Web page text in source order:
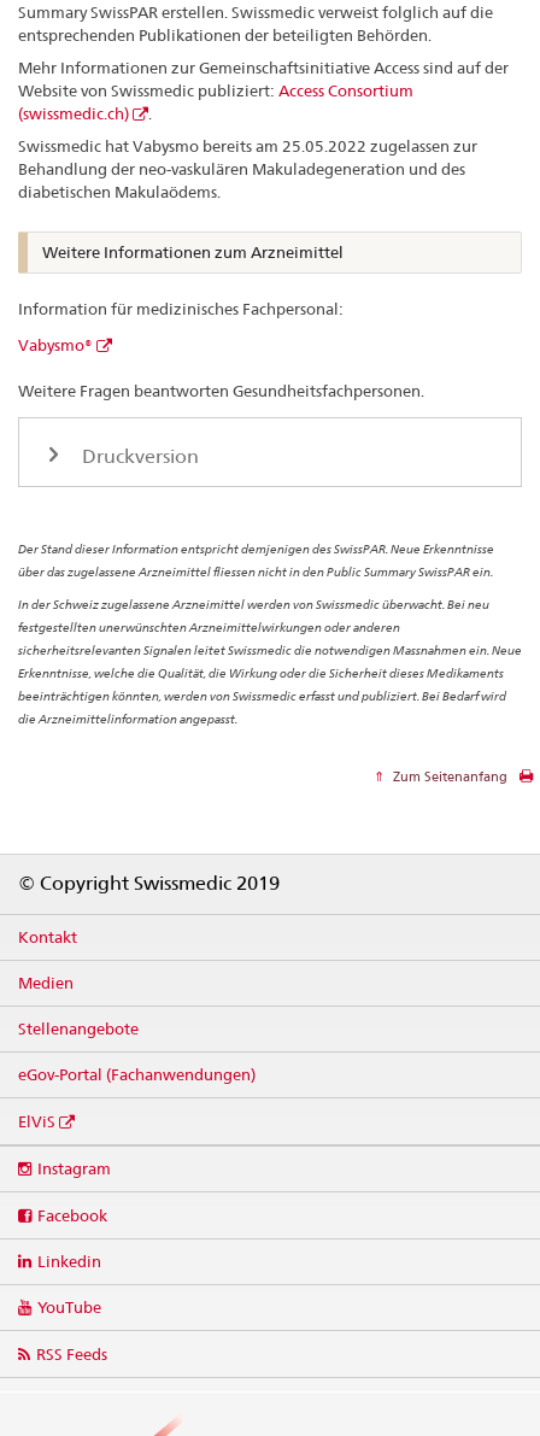
Summary SwissPAR erstellen. Swissmedic verweist folglich auf die
entsprechenden Publikationen der beteiligten Behörden.
Mehr Informationen zur Gemeinschaftsinitiative Access sind auf der
Website von Swissmedic publiziert: Access Consortium
(swissmedic.ch)
Swissmedic hat Vabysmo bereits am 25.05.2022 zugelassen zur
Behandlung der neo-vaskulären Makuladegeneration und des
diabetischen Makulaödems.
Weitere Informationen zum Arzneimittel
Information für medizinisches Fachpersonal:
Vabysmo®
Weitere Fragen beantworten Gesundheitsfachpersonen.
Druckversion
Der Stand dieser Information entspricht demjenigen des SwissPAR. Neue Erkenntnisse
über das zugelassene Arzneimittel fliessen nicht in den Public Summary SwissPAR ein.
In der Schweiz zugelassene Arzneimittel werden von Swissmedic überwacht. Bei neu
festgestellten unerwünschten Arzneimittelwirkungen oder anderen
sicherheitsrelevanten Signalen leitet Swissmedic die notwendigen Massnahmen ein. Neue
Erkenntnisse, welche die Qualität, die Wirkung oder die Sicherheit dieses Medikaments
beeinträchtigen könnten, werden von Swissmedic erfasst und publiziert. Bei Bedarf wird
die Arzneimittelinformation angepasst.
Zum Seitenanfang
© Copyright Swissmedic 2019
Kontakt
Medien
Stellenangebote
eGov-Portal (Fachanwendungen)
ElViS
media
Instagram
Facebook
Linkedin
YouTube
RSS Feeds